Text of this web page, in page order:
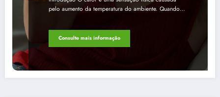
pelo aumento da temperatura do ambiente. Quando…
Consulte mais informação